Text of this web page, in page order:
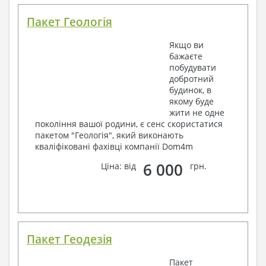
Пакет Геологія
Якщо ви
бажаєте
побудувати
добротний
будинок, в
якому буде
жити не одне
покоління вашої родини, є сенс скористатися
пакетом "Геологія", який виконають
кваліфіковані фахівці компанії Dom4m
Ціна: від
6 000 грн.
Пакет Геодезія
Пакет